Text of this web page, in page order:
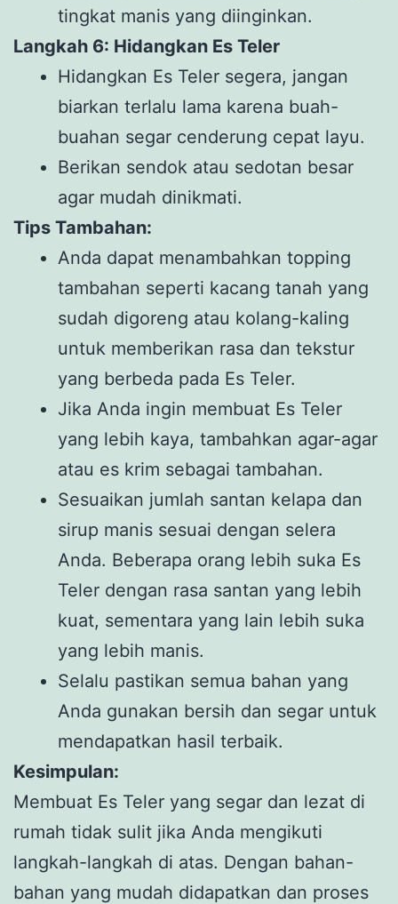
tingkat manis yang diinginkan.
Langkah 6: Hidangkan Es Teler
Hidangkan Es Teler segera, jangan
biarkan terlalu lama karena buah-
buahan segar cenderung cepat layu.
Berikan sendok atau sedotan besar
agar mudah dinikmati.
Tips Tambahan:
Anda dapat menambahkan topping
tambahan seperti kacang tanah yang
sudah digoreng atau kolang-kaling
untuk memberikan rasa dan tekstur
yang berbeda pada Es Teler.
Jika Anda ingin membuat Es Teler
yang lebih kaya, tambahkan agar-agar
atau es krim sebagai tambahan.
Sesuaikan jumlah santan kelapa dan
sirup manis sesuai dengan selera
Anda. Beberapa orang lebih suka Es
Teler dengan rasa santan yang lebih
kuat, sementara yang lain lebih suka
yang lebih manis.
Selalu pastikan semua bahan yang
Anda gunakan bersih dan segar untuk
mendapatkan hasil terbaik.
Kesimpulan:
Membuat Es Teler yang segar dan lezat di
rumah tidak sulit jika Anda mengikuti
langkah-langkah di atas. Dengan bahan-
bahan yang mudah didapatkan dan proses